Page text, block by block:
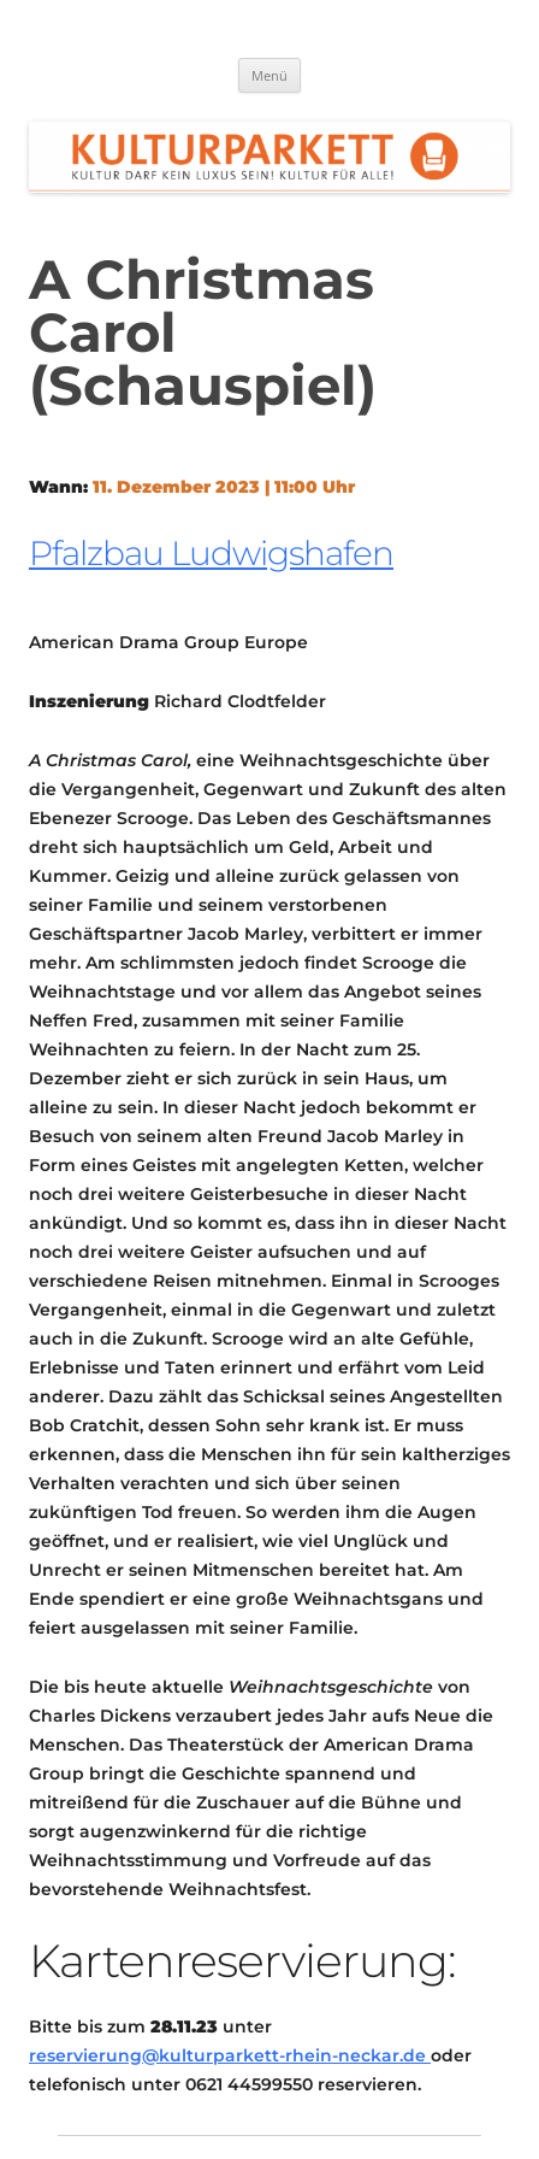
Menü
A Christmas
Carol
(Schauspiel)
Wann: 11. Dezember 2023 | 11:00 Uhr
Pfalzbau Ludwigshafen
American Drama Group Europe
Inszenierung Richard Clodtfelder
A Christmas Carol, eine Weihnachtsgeschichte über
die Vergangenheit, Gegenwart und Zukunft des alten
Ebenezer Scrooge. Das Leben des Geschäftsmannes
dreht sich hauptsächlich um Geld, Arbeit und
Kummer. Geizig und alleine zurück gelassen von
seiner Familie und seinem verstorbenen
Geschäftspartner Jacob Marley, verbittert er immer
mehr. Am schlimmsten jedoch findet Scrooge die
Weihnachtstage und vor allem das Angebot seines
Neffen Fred, zusammen mit seiner Familie
Weihnachten zu feiern. In der Nacht zum 25.
Dezember zieht er sich zurück in sein Haus, um
alleine zu sein. In dieser Nacht jedoch bekommt er
Besuch von seinem alten Freund Jacob Marley in
Form eines Geistes mit angelegten Ketten, welcher
noch drei weitere Geisterbesuche in dieser Nacht
ankündigt. Und so kommt es, dass ihn in dieser Nacht
noch drei weitere Geister aufsuchen und auf
verschiedene Reisen mitnehmen. Einmal in Scrooges
Vergangenheit, einmal in die Gegenwart und zuletzt
auch in die Zukunft. Scrooge wird an alte Gefühle,
Erlebnisse und Taten erinnert und erfährt vom Leid
anderer. Dazu zählt das Schicksal seines Angestellten
Bob Cratchit, dessen Sohn sehr krank ist. Er muss
erkennen, dass die Menschen ihn für sein kaltherziges
Verhalten verachten und sich über seinen
zukünftigen Tod freuen. So werden ihm die Augen
geöffnet, und er realisiert, wie viel Unglück und
Unrecht er seinen Mitmenschen bereitet hat. Am
Ende spendiert er eine große Weihnachtsgans und
feiert ausgelassen mit seiner Familie.
Die bis heute aktuelle Weihnachtsgeschichte von
Charles Dickens verzaubert jedes Jahr aufs Neue die
Menschen. Das Theaterstück der American Drama
Group bringt die Geschichte spannend und
mitreißend für die Zuschauer auf die Bühne und
sorgt augenzwinkernd für die richtige
Weihnachtsstimmung und Vorfreude auf das
bevorstehende Weihnachtsfest.
Kartenreservierung:
Bitte bis zum 28.11.23 unter
reservierung@kulturparkett-rhein-neckar.de oder
telefonisch unter 0621 44599550 reservieren.